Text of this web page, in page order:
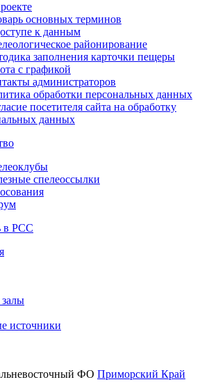
основных терминов
к данным
районирование
заполнения карточки пещеры
с графикой
администраторов
обработки персональных данных
посетителя сайта на обработку
данных
спелеоссылки
в РСС
источники
ФО Приморский Край